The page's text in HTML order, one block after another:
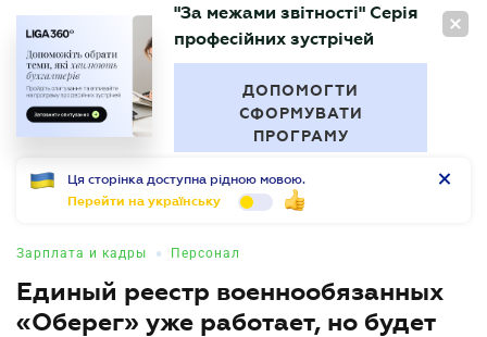
RU
БУХГАЛТЕР
"За межами звітності" Серія
професійних зустрічей
ДОПОМОГТИ
СФОРМУВАТИ
ПРОГРАМУ
Ця сторінка доступна рідною мовою.
Перейти на українську
Зарплата и кадры • Персонал
Единый реестр военнообязанных
«Оберег» уже работает, но будет